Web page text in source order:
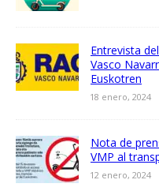
Entrevista
Vasco
Euskotren
18 enero, 2024
Nota de
VMP al
12 enero, 2024